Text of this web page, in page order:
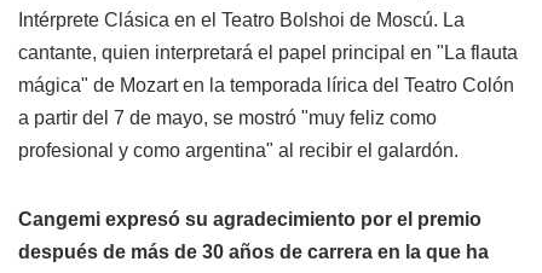
Intérprete Clásica en el Teatro Bolshoi de Moscú. La
cantante, quien interpretará el papel principal en "La flauta
mágica" de Mozart en la temporada lírica del Teatro Colón
a partir del 7 de mayo, se mostró "muy feliz como
profesional y como argentina" al recibir el galardón.
Cangemi expresó su agradecimiento por el premio
después de más de 30 años de carrera en la que ha